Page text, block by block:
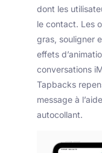
dont les
le contact. Les
gras, souligner
effets
conversations
Tapbacks
message à
autocollant.